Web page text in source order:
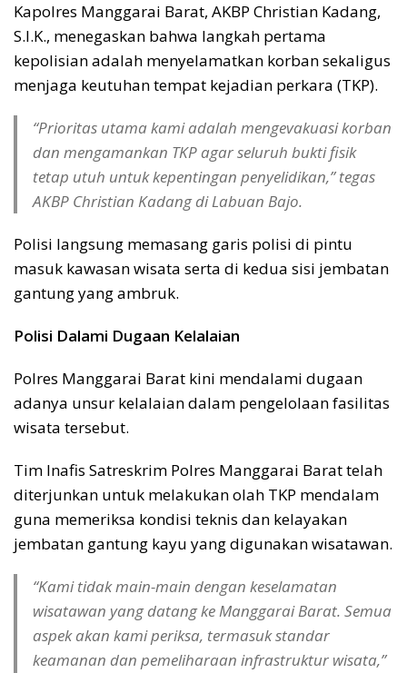
Kapolres Manggarai Barat, AKBP Christian Kadang,
S.I.K., menegaskan bahwa langkah pertama
kepolisian adalah menyelamatkan korban sekaligus
menjaga keutuhan tempat kejadian perkara (TKP).
“Prioritas utama kami adalah mengevakuasi korban
dan mengamankan TKP agar seluruh bukti fisik
tetap utuh untuk kepentingan penyelidikan,” tegas
AKBP Christian Kadang di Labuan Bajo.
Polisi langsung memasang garis polisi di pintu
masuk kawasan wisata serta di kedua sisi jembatan
gantung yang ambruk.
Polisi Dalami Dugaan Kelalaian
Polres Manggarai Barat kini mendalami dugaan
adanya unsur kelalaian dalam pengelolaan fasilitas
wisata tersebut.
Tim Inafis Satreskrim Polres Manggarai Barat telah
diterjunkan untuk melakukan olah TKP mendalam
guna memeriksa kondisi teknis dan kelayakan
jembatan gantung kayu yang digunakan wisatawan.
“Kami tidak main-main dengan keselamatan
wisatawan yang datang ke Manggarai Barat. Semua
aspek akan kami periksa, termasuk standar
keamanan dan pemeliharaan infrastruktur wisata,”